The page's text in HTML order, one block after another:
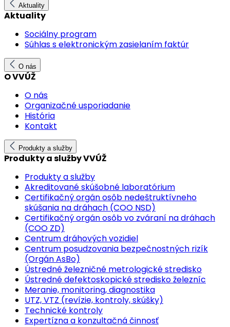
Aktuality
Aktuality
Sociálny program
Súhlas s elektronickým zasielaním faktúr
O nás
O VVÚŽ
O nás
Organizačné usporiadanie
História
Kontakt
Produkty a služby
Produkty a služby VVÚŽ
Produkty a služby
Akreditované skúšobné laboratórium
Certifikačný orgán osôb nedeštruktívneho
skúšania na dráhach (COO NSD)
Certifikačný orgán osôb vo zváraní na dráhach
(COO ZD)
Centrum dráhových vozidiel
Centrum posudzovania bezpečnostných rizík
(Orgán AsBo)
Ústredné železničné metrologické stredisko
Ústredné defektoskopické stredisko železníc
Meranie, monitoring, diagnostika
UTZ, VTZ (revízie, kontroly, skúšky)
Technické kontroly
Expertízna a konzultačná činnosť